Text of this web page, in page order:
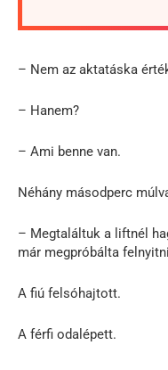
– Nem az aktatáska
– Hanem?
– Ami benne van.
Néhány másodperc
– Megtaláltuk a liftnél
már megpróbálta
A fiú felsóhajtott.
A férfi odalépett.